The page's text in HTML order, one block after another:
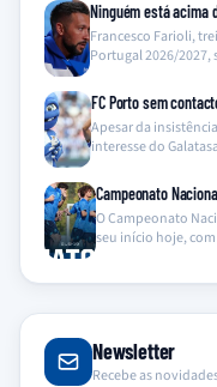
Ninguém está acima
Francesco Farioli,
Portugal 2026/
FC Porto sem
Apesar da
interesse do
Campeonato
O Campeonato
seu início hoje,
Newsletter
Recebe as